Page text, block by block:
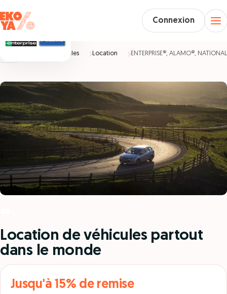
Connexion
Véhicules Location ENTERPRISE®, ALAMO®,
Location de véhicules partout
dans le monde
Jusqu'à 15% de remise